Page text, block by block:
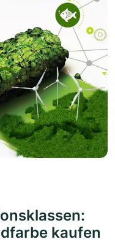
kaufen